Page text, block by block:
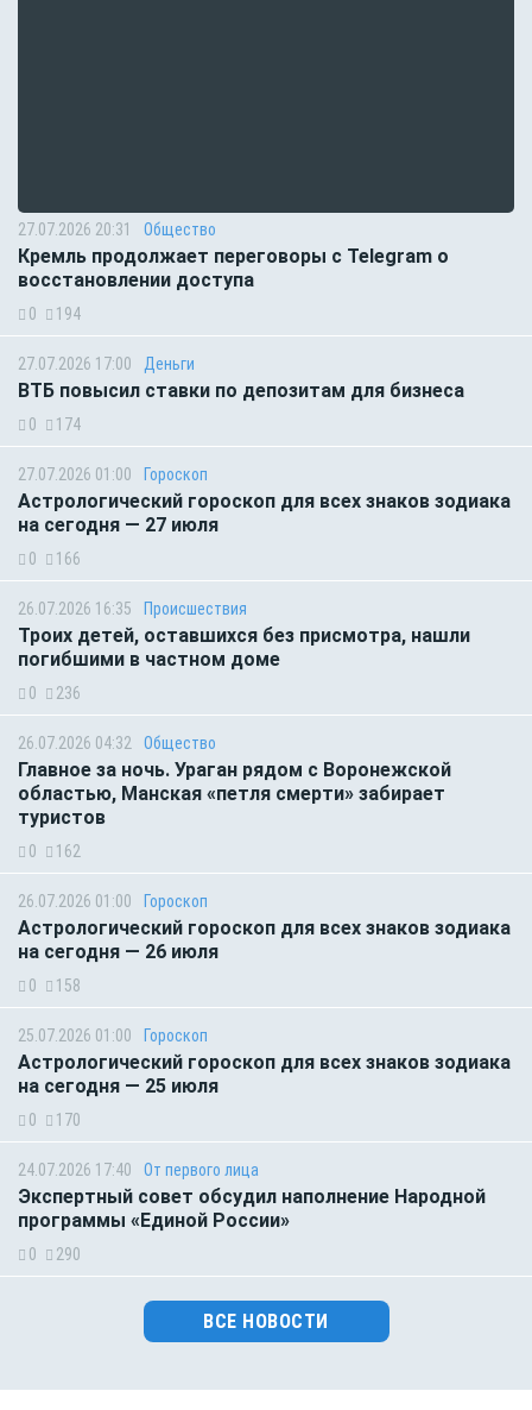
27.07.2026 20:31 Общество
Кремль продолжает переговоры с Telegram о
восстановлении доступа
0 194
27.07.2026 17:00 Деньги
ВТБ повысил ставки по депозитам для бизнеса
0 174
27.07.2026 01:00 Гороскоп
Астрологический гороскоп для всех знаков зодиака
на сегодня — 27 июля
0 166
26.07.2026 16:35 Происшествия
Троих детей, оставшихся без присмотра, нашли
погибшими в частном доме
0 236
26.07.2026 04:32 Общество
Главное за ночь. Ураган рядом с Воронежской
областью, Манская «петля смерти» забирает
туристов
0 162
26.07.2026 01:00 Гороскоп
Астрологический гороскоп для всех знаков зодиака
на сегодня — 26 июля
0 158
25.07.2026 01:00 Гороскоп
Астрологический гороскоп для всех знаков зодиака
на сегодня — 25 июля
0 170
24.07.2026 17:40 От первого лица
Экспертный совет обсудил наполнение Народной
программы «Единой России»
0 290
ВСЕ НОВОСТИ